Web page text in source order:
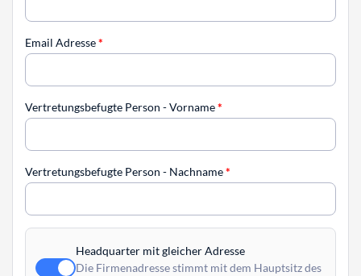
Email Adresse*
Vertretungsbefugte Person - Vorname*
Vertretungsbefugte Person - Nachname*
Headquarter mit gleicher Adresse
Die Firmenadresse stimmt mit dem Hauptsitz des